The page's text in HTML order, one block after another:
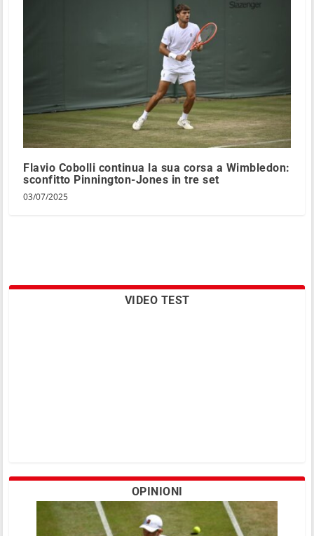
Flavio Cobolli continua la sua corsa a Wimbledon:
sconfitto Pinnington-Jones in tre set
03/07/2025
VIDEO TEST
OPINIONI